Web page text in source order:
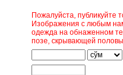
Пожалуйста, публикуйте
Изображения с любым
одежда на обнаженном
позе, скрывающей